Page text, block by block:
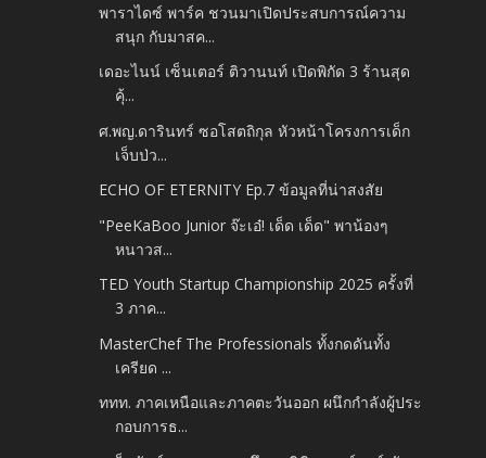
พาราไดซ์ พาร์ค ชวนมาเปิดประสบการณ์ความ
สนุก กับมาสค...
เดอะไนน์ เซ็นเตอร์ ติวานนท์ เปิดพิกัด 3 ร้านสุด
คุ้...
ศ.พญ.ดารินทร์ ซอโสตถิกุล หัวหน้าโครงการเด็ก
เจ็บป่ว...
ECHO OF ETERNITY Ep.7 ข้อมูลที่น่าสงสัย
"PeeKaBoo Junior จ๊ะเอ๋! เด็ด เด็ด" พาน้องๆ
หนาวส...
TED Youth Startup Championship 2025 ครั้งที่
3 ภาค...
MasterChef The Professionals ทั้งกดดันทั้ง
เครียด ...
ททท. ภาคเหนือและภาคตะวันออก ผนึกกำลังผู้ประ
กอบการธ...